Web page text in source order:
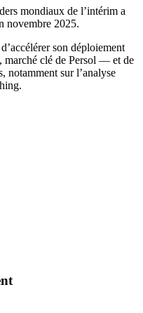
mondiaux de l’intérim a
novembre 2025.
son déploiement
clé de Persol — et de
notamment sur l’analyse